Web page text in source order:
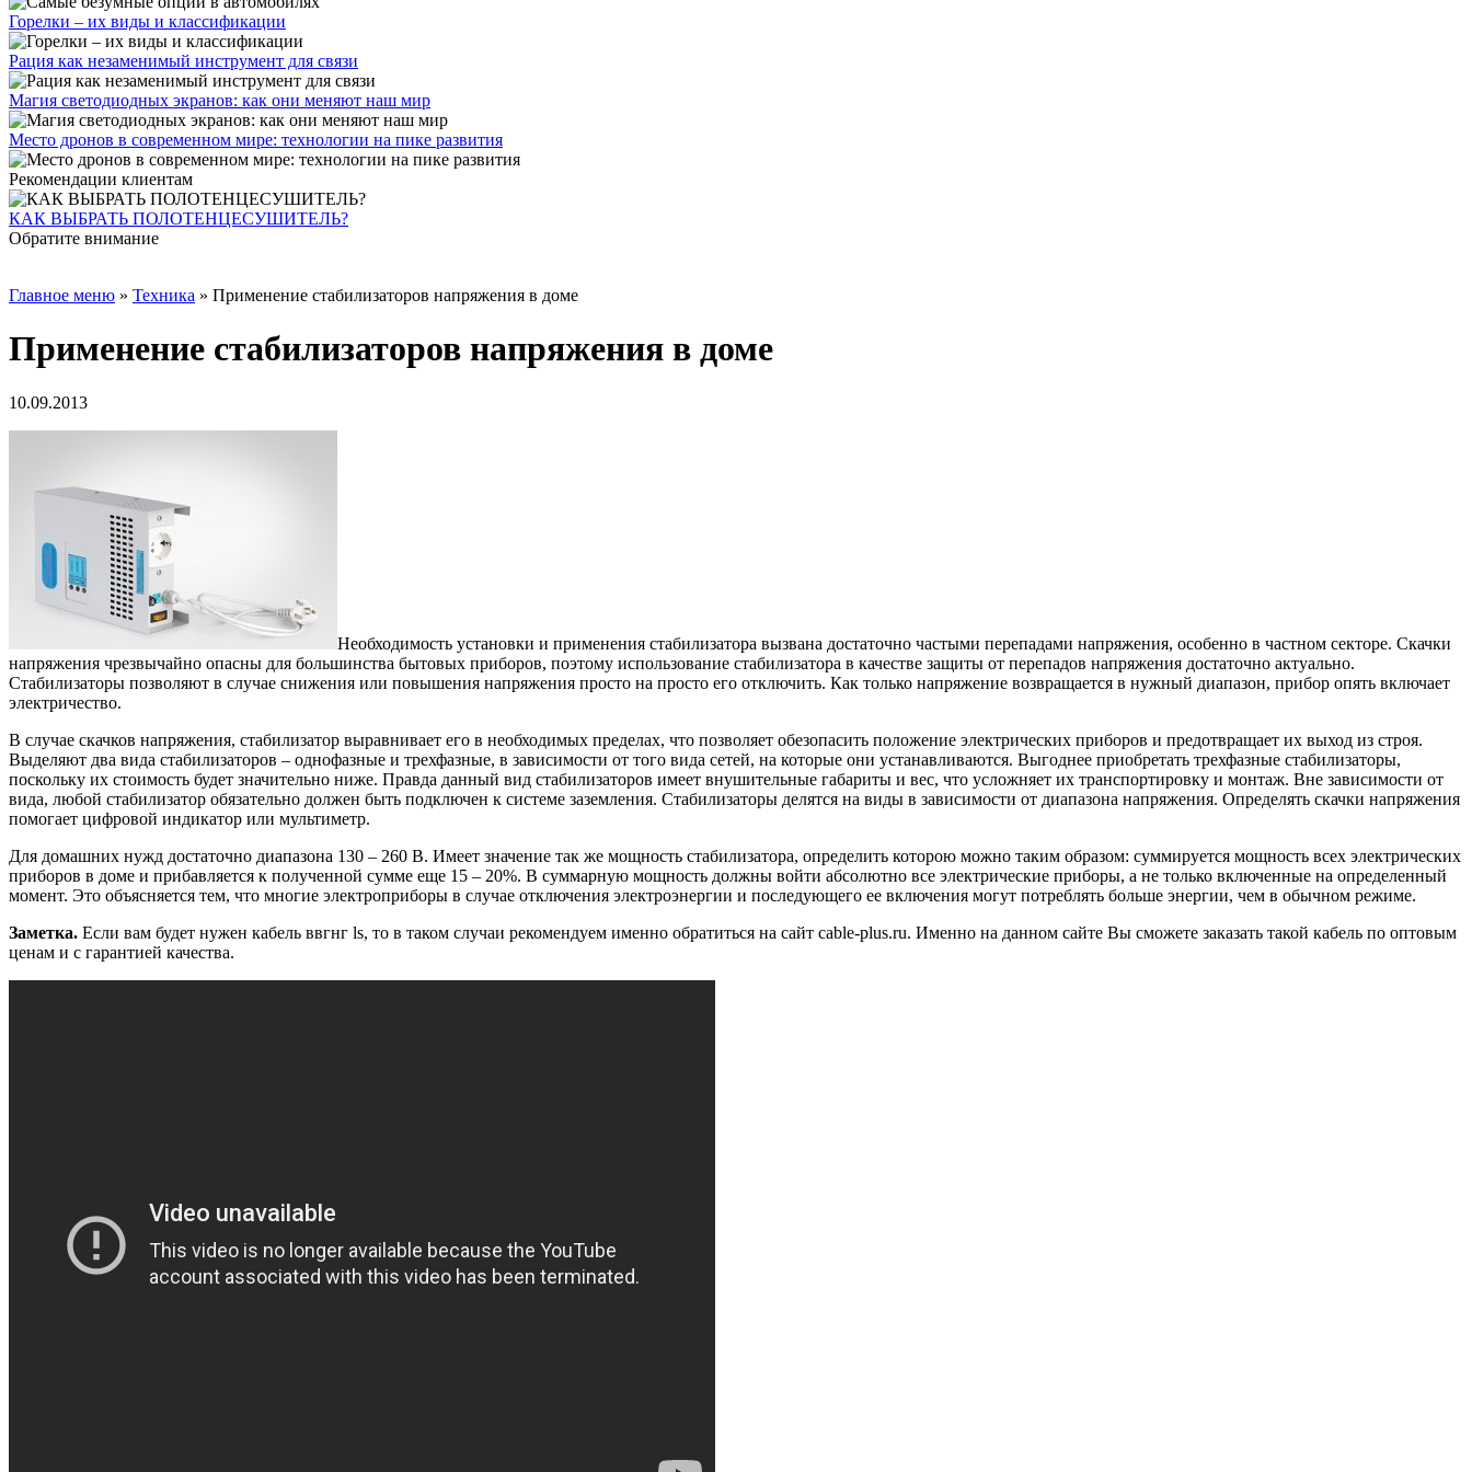
Горелки – их виды и классификации
Рация как незаменимый инструмент для связи
Магия светодиодных экранов: как они меняют наш мир
Место дронов в современном мире: технологии на пике развития
Рекомендации клиентам
КАК ВЫБРАТЬ ПОЛОТЕНЦЕСУШИТЕЛЬ?
Обратите внимание
Главное меню » Техника » Применение стабилизаторов напряжения в доме
Применение стабилизаторов напряжения в доме
10.09.2013
Необходимость установки и применения стабилизатора вызвана достаточно частыми перепадами напряжения, особенно в частном секторе. Скачки
напряжения чрезвычайно опасны для большинства бытовых приборов, поэтому использование стабилизатора в качестве защиты от перепадов напряжения достаточно актуально.
Стабилизаторы позволяют в случае снижения или повышения напряжения просто на просто его отключить. Как только напряжение возвращается в нужный диапазон, прибор опять включает
электричество.
В случае скачков напряжения, стабилизатор выравнивает его в необходимых пределах, что позволяет обезопасить положение электрических приборов и предотвращает их выход из строя.
Выделяют два вида стабилизаторов – однофазные и трехфазные, в зависимости от того вида сетей, на которые они устанавливаются. Выгоднее приобретать трехфазные стабилизаторы,
поскольку их стоимость будет значительно ниже. Правда данный вид стабилизаторов имеет внушительные габариты и вес, что усложняет их транспортировку и монтаж. Вне зависимости от
вида, любой стабилизатор обязательно должен быть подключен к системе заземления. Стабилизаторы делятся на виды в зависимости от диапазона напряжения. Определять скачки напряжения
помогает цифровой индикатор или мультиметр.
Для домашних нужд достаточно диапазона 130 – 260 В. Имеет значение так же мощность стабилизатора, определить которою можно таким образом: суммируется мощность всех электрических
приборов в доме и прибавляется к полученной сумме еще 15 – 20%. В суммарную мощность должны войти абсолютно все электрические приборы, а не только включенные на определенный
момент. Это объясняется тем, что многие электроприборы в случае отключения электроэнергии и последующего ее включения могут потреблять больше энергии, чем в обычном режиме.
Заметка. Если вам будет нужен кабель ввгнг ls, то в таком случаи рекомендуем именно обратиться на сайт cable-plus.ru. Именно на данном сайте Вы сможете заказать такой кабель по оптовым
ценам и с гарантией качества.